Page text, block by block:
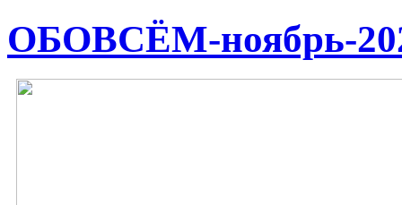
ОБОВСЁМ-ноябрь-